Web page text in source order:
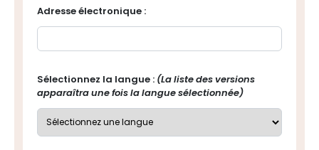
Adresse électronique :
Sélectionnez la langue : (La liste des versions
apparaîtra une fois la langue sélectionnée)